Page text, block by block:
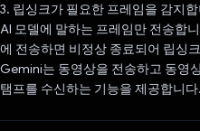
3. 립싱크가 필요한 프레임을 감지
AI 모델에 말하는 프레임만 전송합
에 전송하면 비정상 종료되어 립싱
Gemini는 동영상을 전송하고 동영
탬프를 수신하는 기능을 제공합니다.